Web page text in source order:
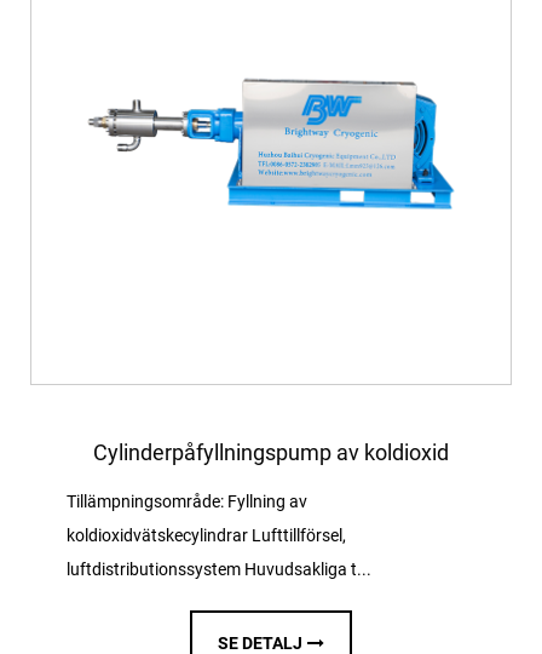
Cylinderpåfyllningspump av koldioxid
Tillämpningsområde: Fyllning av
koldioxidvätskecylindrar Lufttillförsel,
luftdistributionssystem Huvudsakliga t...
SE DETALJ